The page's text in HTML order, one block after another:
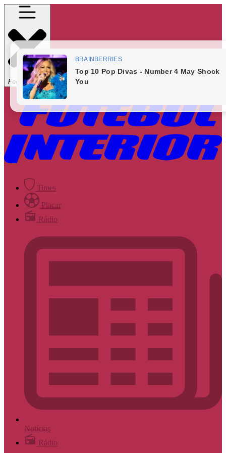
Fechar Menu
Times
Placar
Rádio
Notícias
Rádio